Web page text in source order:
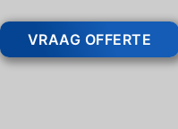
VRAAG OFFERTE